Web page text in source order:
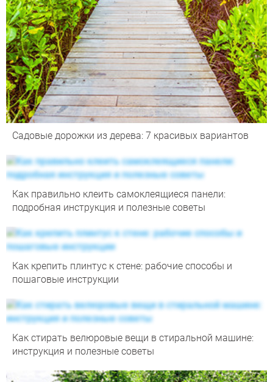
Садовые дорожки из дерева: 7 красивых вариантов
Как правильно клеить самоклеящиеся панели:
подробная инструкция и полезные советы
Как крепить плинтус к стене: рабочие способы и
пошаговые инструкции
Как стирать велюровые вещи в стиральной машине:
инструкция и полезные советы